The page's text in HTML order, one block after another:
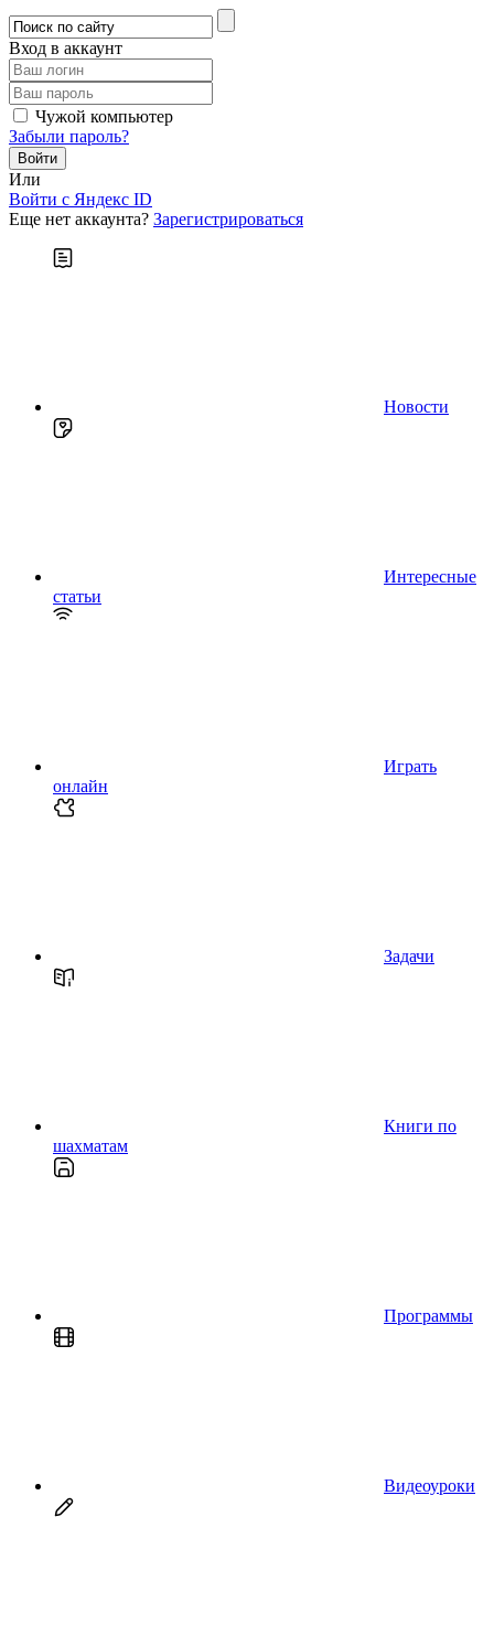
Вход в аккаунт
Чужой компьютер
Забыли пароль?
Или
Войти c Яндекс ID
Еще нет аккаунта? Зарегистрироваться
Новости
Интересные
статьи
Играть
онлайн
Задачи
Книги по
шахматам
Программы
Видеоуроки